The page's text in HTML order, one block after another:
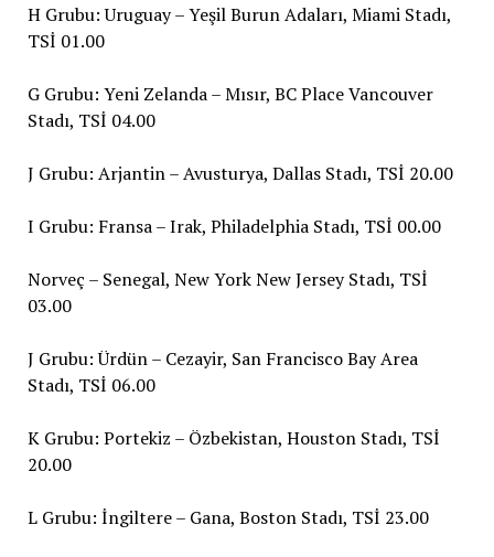
H Grubu: Uruguay – Yeşil Burun Adaları, Miami Stadı,
TSİ 01.00
G Grubu: Yeni Zelanda – Mısır, BC Place Vancouver
Stadı, TSİ 04.00
J Grubu: Arjantin – Avusturya, Dallas Stadı, TSİ 20.00
I Grubu: Fransa – Irak, Philadelphia Stadı, TSİ 00.00
Norveç – Senegal, New York New Jersey Stadı, TSİ
03.00
J Grubu: Ürdün – Cezayir, San Francisco Bay Area
Stadı, TSİ 06.00
K Grubu: Portekiz – Özbekistan, Houston Stadı, TSİ
20.00
L Grubu: İngiltere – Gana, Boston Stadı, TSİ 23.00